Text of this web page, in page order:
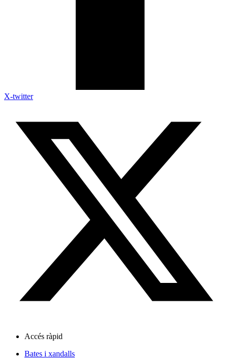
X-twitter
Accés ràpid
Bates i xandalls